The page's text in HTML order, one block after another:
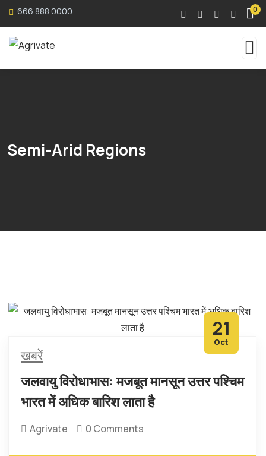
666 888 0000 0
Semi-Arid Regions
21
Oct
खबरें
जलवायु विरोधाभास: मजबूत मानसून उत्तर पश्चिम
भारत में अधिक बारिश लाता है
Agrivate 0 Comments